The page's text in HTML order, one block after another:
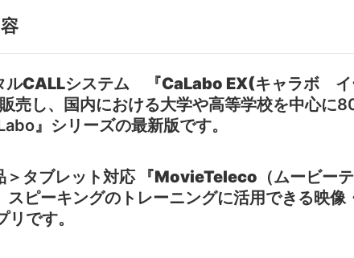
ルCALLシステム 『CaLabo EX(キャラボ イ
売し、国内における大学や高等学校を中心に
』シリーズの最新版です。
タブレット対応 『MovieTeleco（ムービー
スピーキングのトレーニングに活用できる映
です。